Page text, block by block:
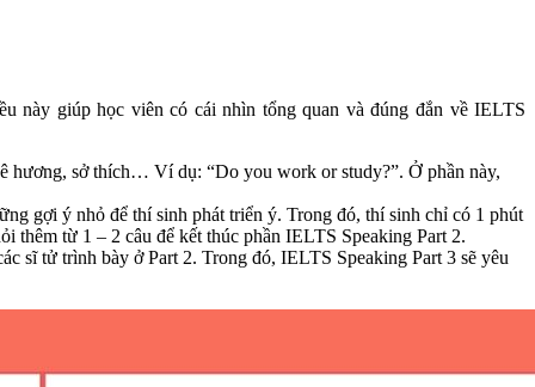
này giúp học viên có cái nhìn tổng quan và đúng đắn về IELTS
hương, sở thích… Ví dụ: “Do you work or study?”. Ở phần này,
gợi ý nhỏ để thí sinh phát triển ý. Trong đó, thí sinh chỉ có 1 phút
thêm từ 1 – 2 câu để kết thúc phần IELTS Speaking Part 2.
sĩ tử trình bày ở Part 2. Trong đó, IELTS Speaking Part 3 sẽ yêu